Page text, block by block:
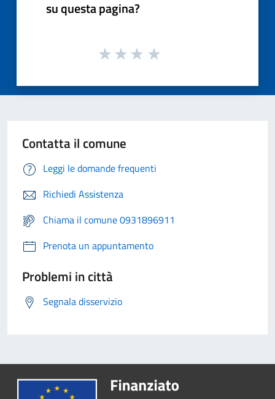
su questa pagina?
Contatta il comune
Leggi le domande frequenti
Richiedi Assistenza
Chiama il comune 0931896911
Prenota un appuntamento
Problemi in città
Segnala disservizio